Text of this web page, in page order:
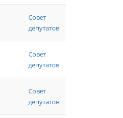
Совет
депутатов
Совет
депутатов
Совет
депутатов